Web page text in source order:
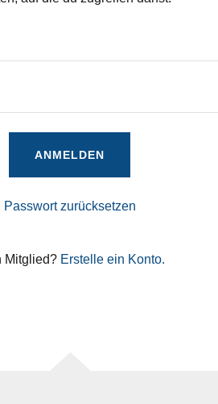
ANMELDEN
Passwort zurücksetzen
Mitglied? Erstelle ein Konto.